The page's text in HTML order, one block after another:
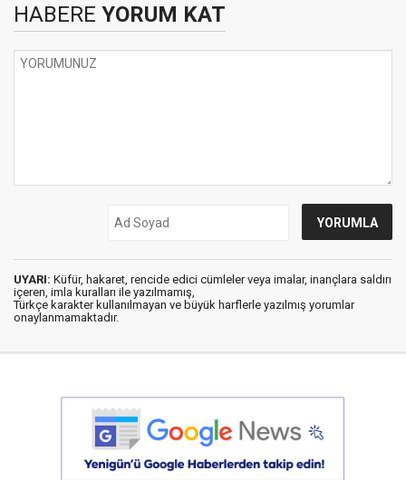
HABERE YORUM KAT
UYARI: Küfür, hakaret, rencide edici cümleler veya imalar, inançlara saldırı
içeren, imla kuralları ile yazılmamış,
Türkçe karakter kullanılmayan ve büyük harflerle yazılmış yorumlar
onaylanmamaktadır.